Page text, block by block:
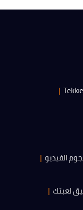
الفيديو
لعبتك